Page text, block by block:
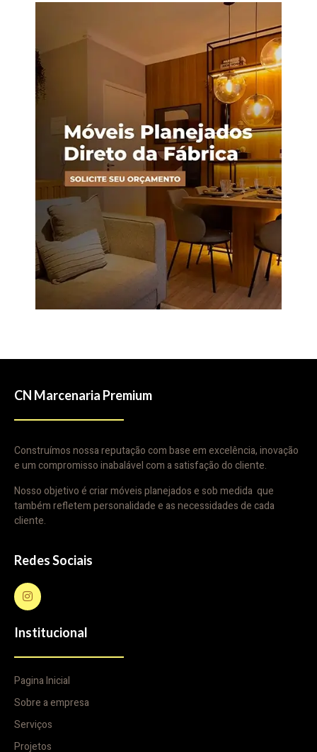
CN Marcenaria Premium
Construímos nossa reputação com base em excelência, inovação
e um compromisso inabalável com a satisfação do cliente.
Nosso objetivo é criar móveis planejados e sob medida que
também refletem personalidade e as necessidades de cada
cliente.
Redes Sociais
Institucional
Pagina Inicial
Sobre a empresa
Serviços
Projetos